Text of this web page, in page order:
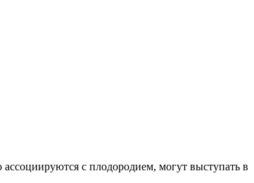
с плодородием, могут выступать в